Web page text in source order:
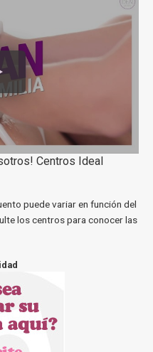
Centros Ideal
puede variar en función del
los centros para conocer las